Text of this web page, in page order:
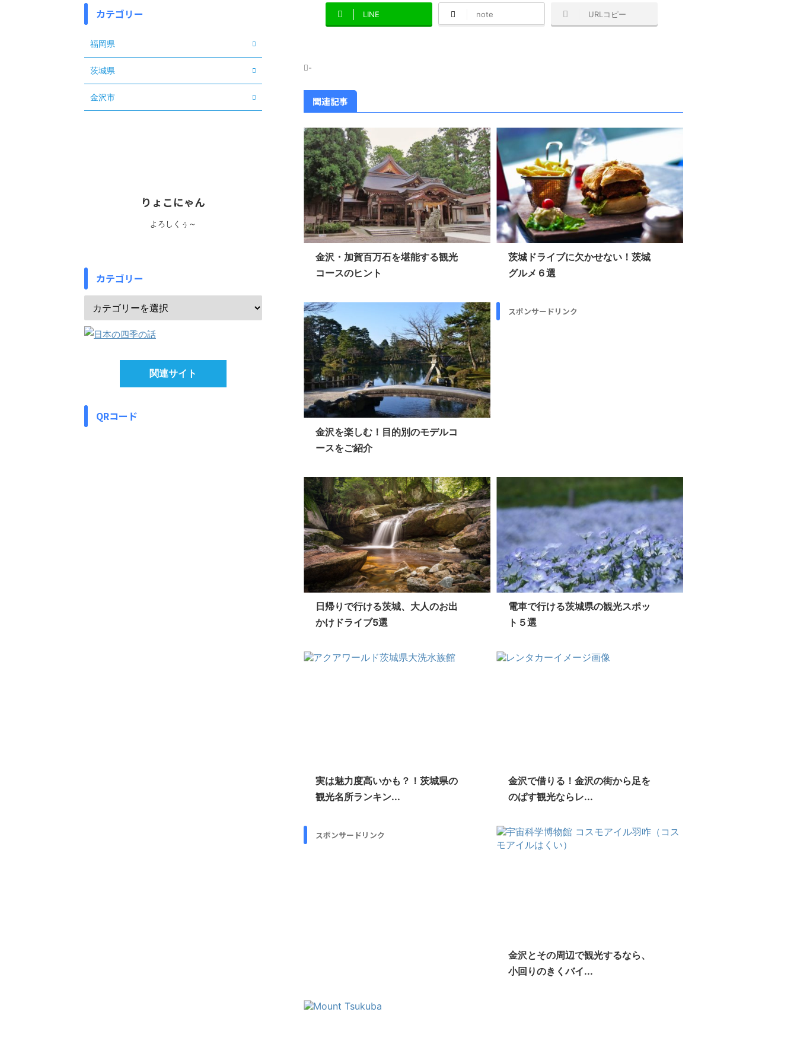
LINE note URLコピー
-
関連記事
金沢・加賀百万石を堪能する観光
コースのヒント
茨城ドライブに欠かせない！茨城
グルメ６選
金沢を楽しむ！目的別のモデルコ
ースをご紹介
スポンサードリンク
日帰りで行ける茨城、大人のお出
かけドライブ5選
電車で行ける茨城県の観光スポッ
ト５選
実は魅力度高いかも？！茨城県の
観光名所ランキン...
金沢で借りる！金沢の街から足を
のばす観光ならレ...
スポンサードリンク
金沢とその周辺で観光するなら、
小回りのきくバイ...
カテゴリー
福岡県
茨城県
金沢市
りょこにゃん
よろしくぅ～
カテゴリー
関連サイト
QRコード